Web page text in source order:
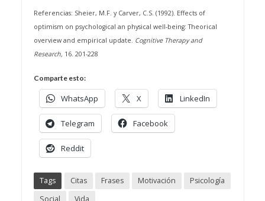
Referencias: Sheier, M.F. y Carver, C.S. (1992). Effects of
optimism on psychological an physical well-being: Theorical
overview and empirical update. Cognitive Therapy and
Research, 16. 201-228
Comparte esto:
WhatsApp X LinkedIn
Telegram Facebook
Reddit
Tags Citas Frases Motivación
Psicología